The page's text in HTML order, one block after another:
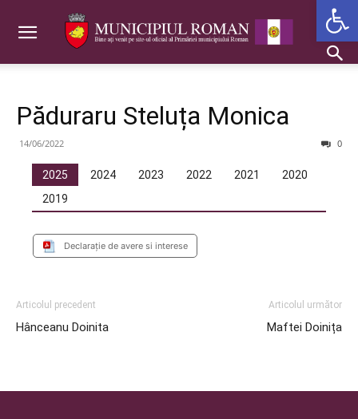
Păduraru Steluța Monica
14/06/2022 0
2025 2024 2023 2022 2021
2020
2019
Declaraţie de avere si interese
Articolul precedent
Hânceanu Doinita
Articolul următor
Maftei Doinița